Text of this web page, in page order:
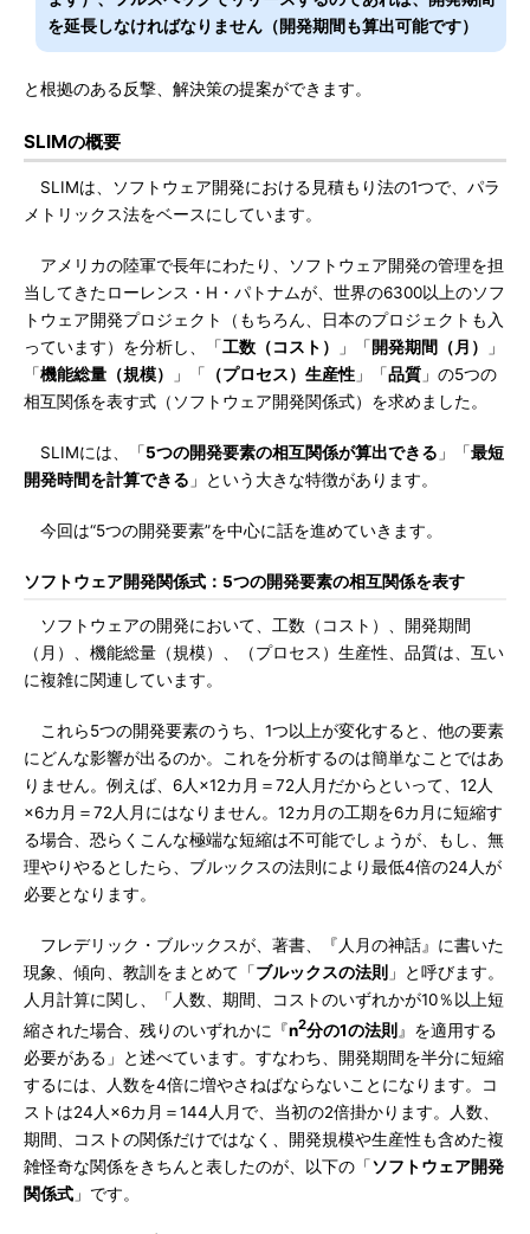
を延長しなければなりません（開発期間も算出可能です）
と根拠のある反撃、解決策の提案ができます。
SLIMの概要
SLIMは、ソフトウェア開発における見積もり法の1つで、パラ
メトリックス法をベースにしています。
アメリカの陸軍で長年にわたり、ソフトウェア開発の管理を担
当してきたローレンス・H・パトナムが、世界の6300以上のソフ
トウェア開発プロジェクト（もちろん、日本のプロジェクトも入
っています）を分析し、「工数（コスト） 」「 開発期間（月）
」
「機能総量（規模） 」「 （プロセス）生産性 」「品質 」の5つの
相互関係を表す式（ソフトウェア開発関係式）を求めました。
SLIMには、「5つの開発要素の相互関係が算出できる 」「最短
開発時間を計算できる 」という大きな特徴があります。
今回は“5つの開発要素”を中心に話を進めていきます。
ソフトウェア開発関係式：5つの開発要素の相互関係を表す
ソフトウェアの開発において、工数（コスト）、開発期間
（月）、機能総量（規模）、（プロセス）生産性、品質は、互い
に複雑に関連しています。
これら5つの開発要素のうち、1つ以上が変化すると、他の要素
にどんな影響が出るのか。これを分析するのは簡単なことではあ
りません。例えば、6人×12カ月＝72人月だからといって、12人
×6カ月＝72人月にはなりません。12カ月の工期を6カ月に短縮す
る場合、恐らくこんな極端な短縮は不可能でしょうが、もし、無
理やりやるとしたら、ブルックスの法則により最低4倍の24人が
必要となります。
フレデリック・ブルックスが、著書、『人月の神話』に書いた
現象、傾向、教訓をまとめて「ブルックスの法則 」と呼びます。
人月計算に関し、「人数、期間、コストのいずれかが10％以上短
縮された場合、残りのいずれかに『n2分の1の法則』を適用する
必要がある」と述べています。すなわち、開発期間を半分に短縮
するには、人数を4倍に増やさねばならないことになります。コ
ストは24人×6カ月＝144人月で、当初の2倍掛かります。人数、
期間、コストの関係だけではなく、開発規模や生産性も含めた複
雑怪奇な関係をきちんと表したのが、以下の「ソフトウェア開発
関係式 」です。